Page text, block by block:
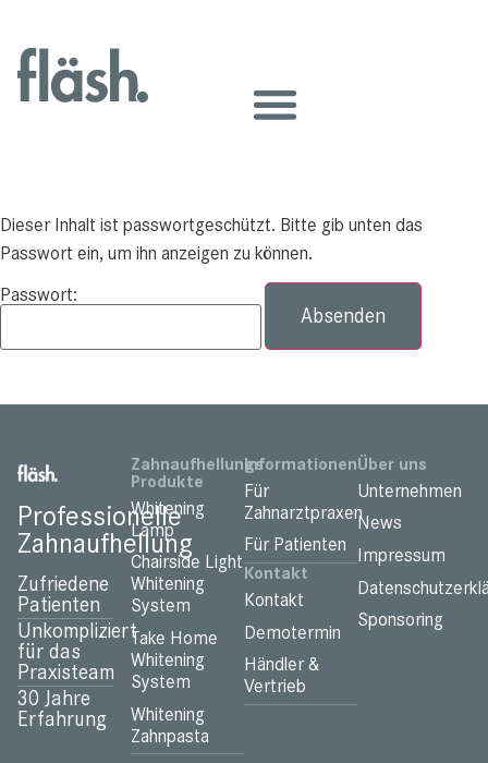
Dieser Inhalt ist passwortgeschützt. Bitte gib unten das
Passwort ein, um ihn anzeigen zu können.
Passwort:
Professionelle
Zahnaufhellung
Zufriedene
Patienten
Unkompliziert
für das
Praxisteam
30 Jahre
Erfahrung
Zahnaufhellungs
Produkte
Whitening
Lamp
Chairside Light
Whitening
System
Take Home
Whitening
System
Whitening
Zahnpasta
Informationen
Für
Zahnarztpraxen
Für Patienten
Kontakt
Kontakt
Demotermin
Händler &
Vertrieb
Über uns
Unternehmen
News
Impressum
Sponsoring